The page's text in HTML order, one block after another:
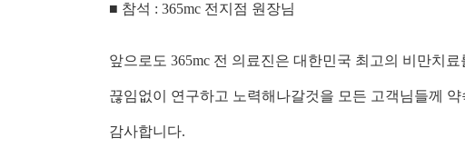
■ 참석 : 365mc 전지점 원장님
앞으로도 365mc 전 의료진은 대한민국 최고의 비만치료
끊임없이 연구하고 노력해나갈것을 모든 고객님들께 약
감사합니다.